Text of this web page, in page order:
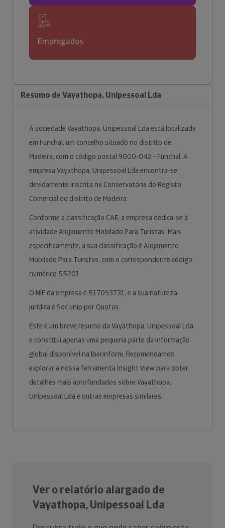
Empregados
Resumo de Vayathopa, Unipessoal Lda
A sociedade Vayathopa, Unipessoal Lda está localizada
em Funchal, um concelho situado no distrito de
Madeira, com o código postal 9000-042 - Funchal. A
empresa Vayathopa, Unipessoal Lda encontra-se
devidamente inscrita na Conservatória do Registo
Comercial do distrito de Madeira.
Conforme a classificação CAE, a empresa dedica-se à
atividade Alojamento Mobilado Para Turistas. Mais
especificamente, a sua classificação é Alojamento
Mobilado Para Turistas, com o correspondente código
numérico 55201.
O NIF da empresa é 517093731, e a sua natureza
jurídica é Soc.unip.por Quotas.
Este é um breve resumo da Vayathopa, Unipessoal Lda
e constitui apenas uma pequena parte da informação
global disponível na Iberinform. Recomendamos
explorar a nossa ferramenta Insight View para obter
detalhes mais aprofundados sobre Vayathopa,
Unipessoal Lda e outras empresas similares.
Ver o relatório alargado de
Vayathopa, Unipessoal Lda